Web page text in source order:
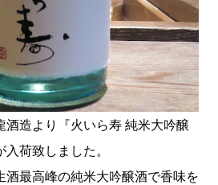
酒造より『火いら寿 純米大吟醸
入荷致しました。
酒最高峰の純米大吟醸酒で香味を